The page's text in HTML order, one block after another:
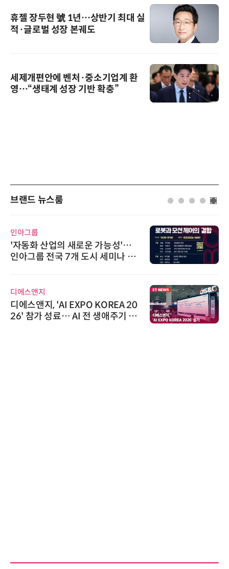
휴젤 장두현 號 1년…상반기 최대 실
적·글로벌 성장 본궤도
세제개편안에 벤처·중소기업계 환
영…“생태계 성장 기반 확충”
브랜드 뉴스룸
인아그룹
'자동화 산업의 새로운 가능성'…
인아그룹 전국 7개 도시 세미나 페
디에스앤지
디에스앤지, 'AI EXPO KOREA 20
26' 참가 성료… AI 전 생애주기 아